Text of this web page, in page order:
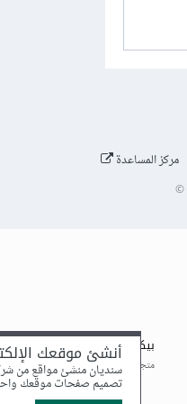
مركز المساعدة
©